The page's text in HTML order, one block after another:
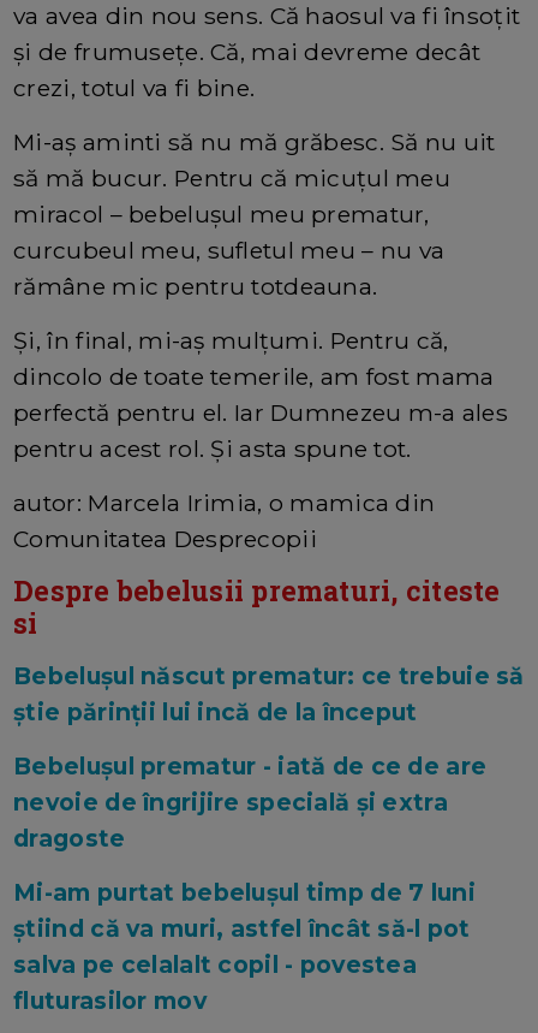
va avea din nou sens. Că haosul va fi însoțit
și de frumusețe. Că, mai devreme decât
crezi, totul va fi bine.
Mi-aș aminti să nu mă grăbesc. Să nu uit
să mă bucur. Pentru că micuțul meu
miracol – bebelușul meu prematur,
curcubeul meu, sufletul meu – nu va
rămâne mic pentru totdeauna.
Și, în final, mi-aș mulțumi. Pentru că,
dincolo de toate temerile, am fost mama
perfectă pentru el. Iar Dumnezeu m-a ales
pentru acest rol. Și asta spune tot.
autor: Marcela Irimia, o mamica din
Comunitatea Desprecopii
Despre bebelusii prematuri, citeste
si
Bebelușul născut prematur: ce trebuie să
știe părinții lui incă de la început
Bebelușul prematur - iată de ce de are
nevoie de îngrijire specială și extra
dragoste
Mi-am purtat bebelușul timp de 7 luni
știind că va muri, astfel încât să-l pot
salva pe celalalt copil - povestea
fluturasilor mov